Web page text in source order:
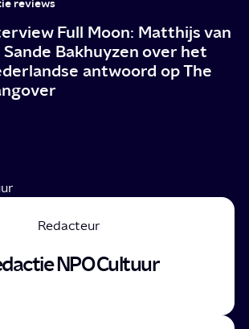
reviews
Full Moon: Matthijs van
Sande Bakhuyzen over het
antwoord op The
Redacteur
NPO Cultuur